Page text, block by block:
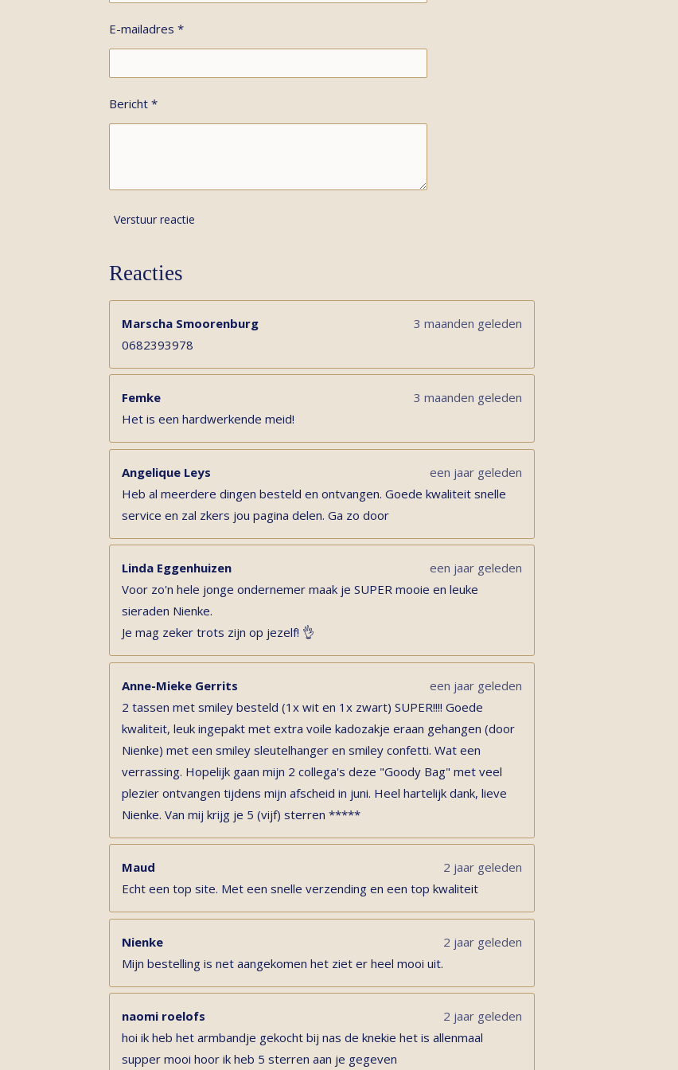
E-mailadres *
Bericht *
Verstuur reactie
Reacties
Marscha Smoorenburg
3 maanden geleden
0682393978
Femke
3 maanden geleden
Het is een hardwerkende meid!
Angelique Leys
een jaar geleden
Heb al meerdere dingen besteld en ontvangen. Goede kwaliteit snelle
service en zal zkers jou pagina delen. Ga zo door
Linda Eggenhuizen
een jaar geleden
Voor zo'n hele jonge ondernemer maak je SUPER mooie en leuke
sieraden Nienke.
Je mag zeker trots zijn op jezelf! 👌
Anne-Mieke Gerrits
een jaar geleden
2 tassen met smiley besteld (1x wit en 1x zwart) SUPER!!!! Goede
kwaliteit, leuk ingepakt met extra voile kadozakje eraan gehangen (door
Nienke) met een smiley sleutelhanger en smiley confetti. Wat een
verrassing. Hopelijk gaan mijn 2 collega's deze "Goody Bag" met veel
plezier ontvangen tijdens mijn afscheid in juni. Heel hartelijk dank, lieve
Nienke. Van mij krijg je 5 (vijf) sterren *****
Maud
2 jaar geleden
Echt een top site. Met een snelle verzending en een top kwaliteit
Nienke
2 jaar geleden
Mijn bestelling is net aangekomen het ziet er heel mooi uit.
naomi roelofs
2 jaar geleden
hoi ik heb het armbandje gekocht bij nas de knekie het is allenmaal
supper mooi hoor ik heb 5 sterren aan je gegeven